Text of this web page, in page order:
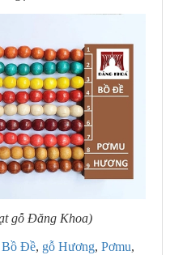
gỗ Đăng Khoa)
Bồ Đề, gỗ Hương, Pơmu,